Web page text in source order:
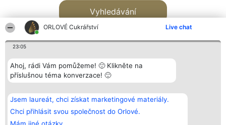
ORLOVÉ Cukrářství Live chat
23:05
Ahoj, rádi Vám pomůžeme! 🙂 Klikněte na
příslušnou téma konverzace! 🙂
Jsem laureát, chci získat marketingové materiály.
Chci přihlásit svou společnost do Orlové.
Vyhledávání
Bright Side Solutions sp. z o.
o. sp. k.
ul. Ruska 22
Wrocław 50-079
KRS 0000749100 | Regon
Vítězové
Seznam všech
laureátů
Zásady
Kontakt